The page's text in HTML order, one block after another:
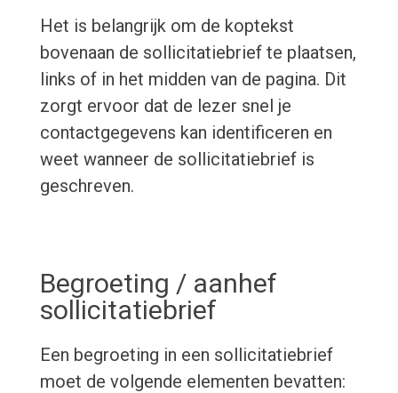
Het is belangrijk om de koptekst
bovenaan de sollicitatiebrief te plaatsen,
links of in het midden van de pagina. Dit
zorgt ervoor dat de lezer snel je
contactgegevens kan identificeren en
weet wanneer de sollicitatiebrief is
geschreven.
Begroeting / aanhef
sollicitatiebrief
Een begroeting in een sollicitatiebrief
moet de volgende elementen bevatten: